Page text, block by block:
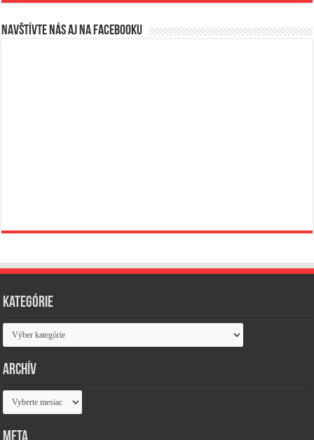
Navštívte nás aj na Facebooku
Kategórie
Kategórie
Archív
Archív